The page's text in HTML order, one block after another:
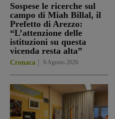
Sospese le ricerche sul
campo di Miah Billal, il
Prefetto di Arezzo:
“L’attenzione delle
istituzioni su questa
vicenda resta alta”
Cronaca 6 Agosto 2026